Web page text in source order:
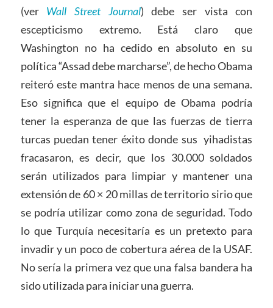
(ver Wall Street Journal) debe ser vista con
escepticismo extremo. Está claro que
Washington no ha cedido en absoluto en su
política “Assad debe marcharse”, de hecho Obama
reiteró este mantra hace menos de una semana.
Eso significa que el equipo de Obama podría
tener la esperanza de que las fuerzas de tierra
turcas puedan tener éxito donde sus yihadistas
fracasaron, es decir, que los 30.000 soldados
serán utilizados para limpiar y mantener una
extensión de 60 × 20 millas de territorio sirio que
se podría utilizar como zona de seguridad. Todo
lo que Turquía necesitaría es un pretexto para
invadir y un poco de cobertura aérea de la USAF.
No sería la primera vez que una falsa bandera ha
sido utilizada para iniciar una guerra.